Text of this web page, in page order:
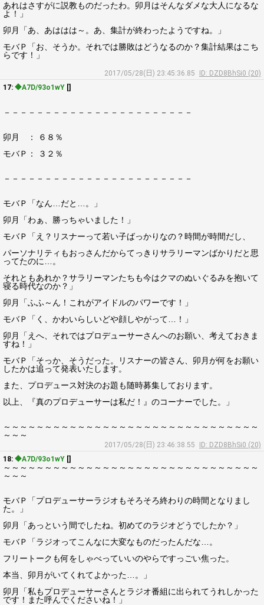
あれはさすがに説教ものだったわ。卯月はそんなダメな大人になるな
よ！」
卯月「あ、あははは～。あ、集計が終わったようですね。」
モバＰ「お、そうか。それでは勝敗はどうなるのか？集計結果はこち
らです！」
2017/05/28(日) 23:45:36.85
ID: DZD8BhSi0 (20)
17: ◆A7D/93o1wY []
－－－－－－－－－－－－－－－－－－－－－－－
卯月 ： ６８％
モバＰ： ３２％
－－－－－－－－－－－－－－－－－－－－－－－
モバＰ「なん…だと…。」
卯月「わぁ、勝っちゃいました！」
モバＰ「え？リスナーって若い子ばっかりなの？時間が時間だし、
パーソナリティもおっさんだからてっきりサラリーマンばかりだと思
ってたのに…。
それともあれか？サラリーマンたちも今はクマのぬいぐるみを抱いて
寝る時代なのか？」
卯月「ふふ～ん！これがアイドルのパワーです！」
モバＰ「く、かわいらしいどや顔しやがって…！」
卯月「えへ、それではプロデューサーさんへのお願い、考えておきま
すね！」
モバＰ「そっか、そうだった。リスナーの皆さん、卯月が何をお願い
したかは追って発表いたします。
また、プロデュース対決のお題も随時募集しております。
以上、『真のプロデューサーは私だ！』のコーナーでした。」
～～～～～～～～～～～～～～～～～～～～～～～～～～～～～～～
～～～
2017/05/28(日) 23:46:38.55
ID: DZD8BhSi0 (20)
18: ◆A7D/93o1wY []
～～～～～～～～～～～～～～～～～～～～～～～～～～～～～～～
～～～
モバＰ「プロデューサーラジオもそろそろ終わりの時間となりまし
た。」
卯月「あっという間でしたね。初めてのラジオどうでしたか？」
モバＰ「ラジオってこんなに大変なものだったんだな…。
フリートークも何をしゃべっていいのやらですっごい焦った。
本当、卯月がいてくれてよかった…。」
卯月「私もプロデューサーさんとラジオ番組に出られてうれしかった
です！また呼んでくださいね！」